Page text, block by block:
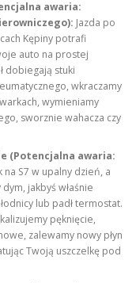
awaria:
Jazda po
Kępiny potrafi
auto na prostej
dobiegają stuki
wkraczamy
wymieniamy
sworznie wahacza czy
(Potencjalna awaria:
na S7 w upalny dzień, a
jakbyś właśnie
lub padł termostat.
pęknięcie,
zalewamy nowy płyn
Twoją uszczelkę pod